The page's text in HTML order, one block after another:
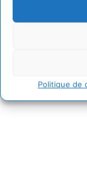
Politique de